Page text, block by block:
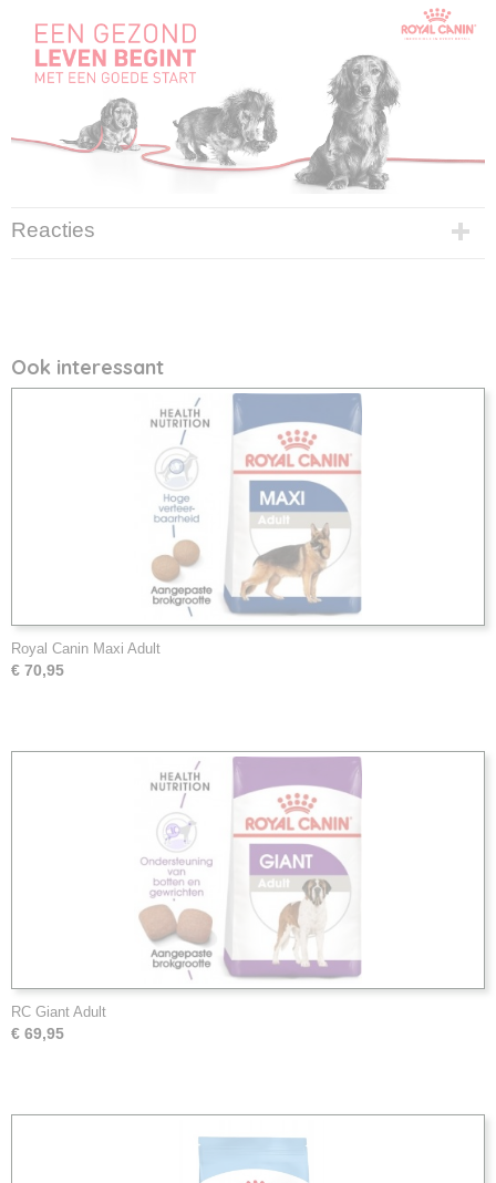
Reacties
Ook interessant
Royal Canin Maxi Adult
€ 70,95
RC Giant Adult
€ 69,95